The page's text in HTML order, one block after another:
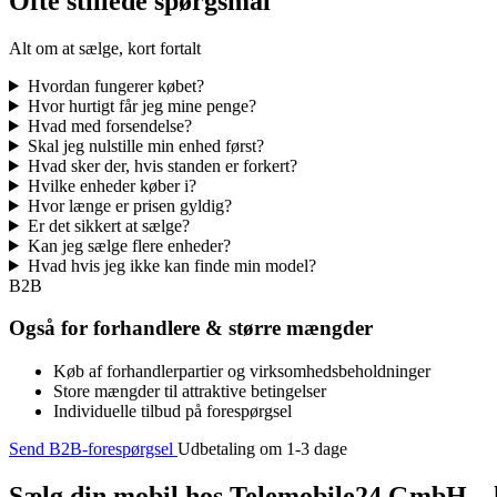
Alt om at sælge, kort fortalt
Hvordan fungerer købet?
Hvor hurtigt får jeg mine penge?
Hvad med forsendelse?
Skal jeg nulstille min enhed først?
Hvad sker der, hvis standen er forkert?
Hvilke enheder køber i?
Hvor længe er prisen gyldig?
Er det sikkert at sælge?
Kan jeg sælge flere enheder?
Hvad hvis jeg ikke kan finde min model?
B2B
Også for forhandlere & større mængder
Køb af forhandlerpartier og virksomhedsbeholdninger
Store mængder til attraktive betingelser
Individuelle tilbud på forespørgsel
Send B2B-forespørgsel Udbetaling om 1-3 dage